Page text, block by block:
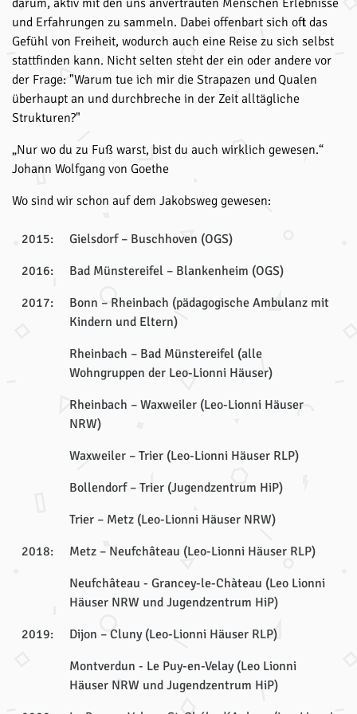
und Erfahrungen zu sammeln. Dabei offenbart sich oft das
Gefühl von Freiheit, wodurch auch eine Reise zu sich selbst
stattfinden kann. Nicht selten steht der ein oder andere vor
der Frage: "Warum tue ich mir die Strapazen und Qualen
überhaupt an und durchbreche in der Zeit alltägliche
Strukturen?"
„Nur wo du zu Fuß warst, bist du auch wirklich gewesen.“
Johann Wolfgang von Goethe
Wo sind wir schon auf dem Jakobsweg gewesen:
2015:
Gielsdorf – Buschhoven (OGS)
2016:
Bad Münstereifel – Blankenheim (OGS)
2017:
Bonn – Rheinbach (pädagogische Ambulanz mit
Kindern und Eltern)
Rheinbach – Bad Münstereifel (alle
Wohngruppen der Leo-Lionni Häuser)
Rheinbach – Waxweiler (Leo-Lionni Häuser
NRW)
Waxweiler – Trier (Leo-Lionni Häuser RLP)
Bollendorf – Trier (Jugendzentrum HiP)
Trier – Metz (Leo-Lionni Häuser NRW)
2018:
Metz – Neufchâteau (Leo-Lionni Häuser RLP)
Neufchâteau - Grancey-le-Chàteau (Leo Lionni
Häuser NRW und Jugendzentrum HiP)
2019:
Dijon – Cluny (Leo-Lionni Häuser RLP)
Montverdun - Le Puy-en-Velay (Leo Lionni
Häuser NRW und Jugendzentrum HiP)